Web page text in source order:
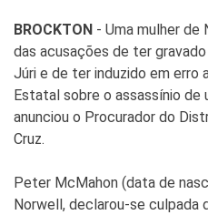
BROCKTON - Uma mulher
das acusações de ter
Júri e de ter induzido em erro
Estatal sobre o assassínio de
anunciou o Procurador do
Cruz.
Peter McMahon (data de
Norwell, declarou-se culpada